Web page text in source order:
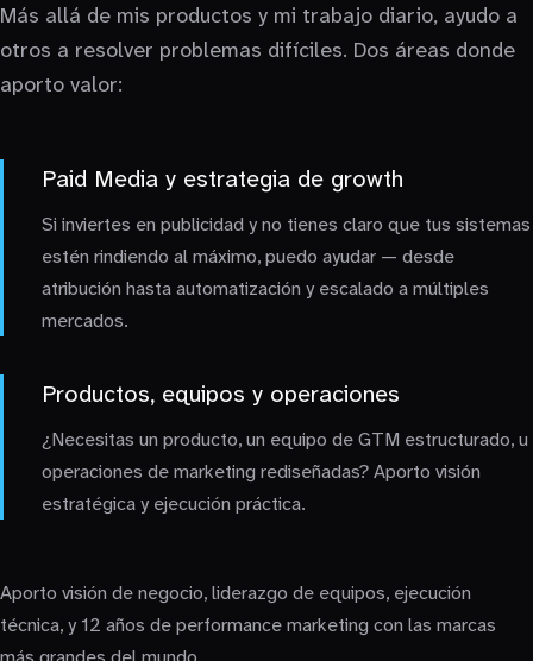
Más allá de mis productos y mi trabajo diario, ayudo a
otros a resolver problemas difíciles. Dos áreas donde
aporto valor:
Paid Media y estrategia de growth
Si inviertes en publicidad y no tienes claro que tus sistemas
estén rindiendo al máximo, puedo ayudar — desde
atribución hasta automatización y escalado a múltiples
mercados.
Productos, equipos y operaciones
¿Necesitas un producto, un equipo de GTM estructurado, u
operaciones de marketing rediseñadas? Aporto visión
estratégica y ejecución práctica.
Aporto visión de negocio, liderazgo de equipos, ejecución
técnica, y 12 años de performance marketing con las marcas